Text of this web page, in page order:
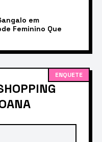
em
Feminino Que
ENQUETE